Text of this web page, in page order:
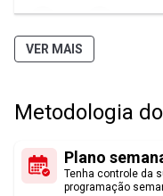
4
5 Projeto
VER MAIS
Metodologia
Plano
Tenha controle da
programação